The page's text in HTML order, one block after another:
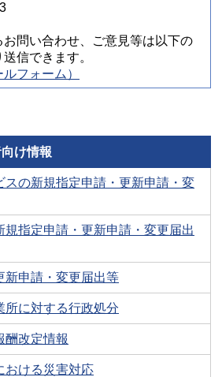
お問い合わせ、ご意見等は以下の
信できます。
フォーム）
け情報
スの新規指定申請・更新申請・変
規指定申請・更新申請・変更届出
新申請・変更届出等
所に対する行政処分
酬改定情報
おける災害対応